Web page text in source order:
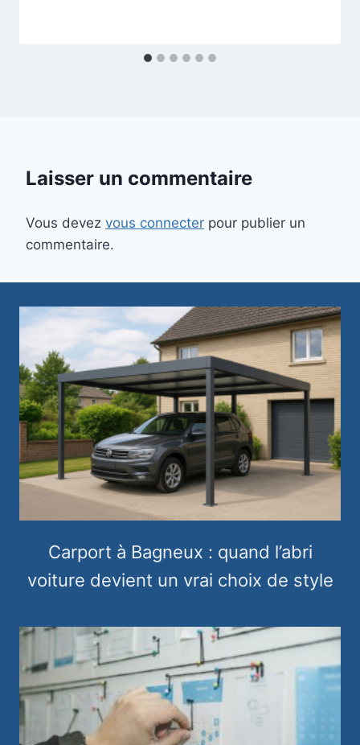
Laisser un commentaire
Vous devez vous connecter pour publier un
commentaire.
Carport à Bagneux : quand l’abri
voiture devient un vrai choix de style